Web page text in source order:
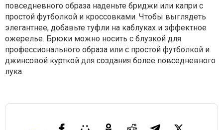
повседневного образа наденьте бриджи или капри с
простой футболкой и кроссовками. Чтобы выглядеть
элегантнее, добавьте туфли на каблуках и эффектное
ожерелье. Брюки можно носить с блузкой для
профессионального образа или с простой футболкой и
джинсовой курткой для создания более повседневного
лука.